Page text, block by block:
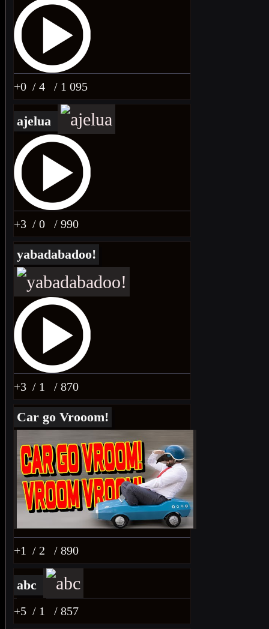
+0 / 4 / 1 095
ajelua
+3 / 0 / 990
yabadabadoo!
+3 / 1 / 870
Car go Vrooom!
+1 / 2 / 890
abc
+5 / 1 / 857